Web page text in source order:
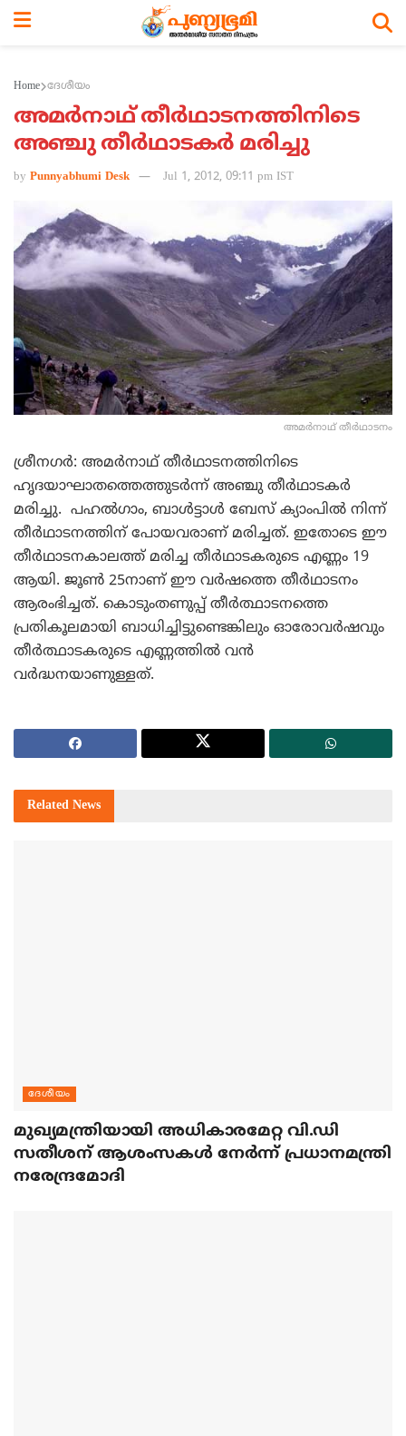
Home ദേശീയം
അമര്‍നാഥ് തീര്‍ഥാടനത്തിനിടെ
അഞ്ചു തീര്‍ഥാടകര്‍ മരിച്ചു
by Punnyabhumi Desk Jul 1, 2012, 09:11 pm IST
അമര്‍നാഥ് തീര്‍ഥാടനം
ശ്രീനഗര്‍: അമര്‍നാഥ് തീര്‍ഥാടനത്തിനിടെ
ഹൃദയാഘാതത്തെത്തുടര്‍ന്ന് അഞ്ചു തീര്‍ഥാടകര്‍
മരിച്ചു. പഹല്‍ഗാം, ബാള്‍ട്ടാള്‍ ബേസ് ക്യാംപില്‍ നിന്ന്
തീര്‍ഥാടനത്തിന് പോയവരാണ് മരിച്ചത്. ഇതോടെ ഈ
തീര്‍ഥാടനകാലത്ത് മരിച്ച തീര്‍ഥാടകരുടെ എണ്ണം 19
ആയി. ജൂണ്‍ 25നാണ് ഈ വര്‍ഷത്തെ തീര്‍ഥാടനം
ആരംഭിച്ചത്. കൊടുംതണുപ്പ് തീര്‍ത്ഥാടനത്തെ
പ്രതികൂലമായി ബാധിച്ചിട്ടുണ്ടെങ്കിലും ഓരോവര്‍ഷവും
തീര്‍ത്ഥാടകരുടെ എണ്ണത്തില്‍ വന്‍
വര്‍ദ്ധനയാണുള്ളത്.
Related News
ദേശീയം
മുഖ്യമന്ത്രിയായി അധികാരമേറ്റ വി.ഡി
സതീശന് ആശംസകള്‍ നേര്‍ന്ന് പ്രധാനമന്ത്രി
നരേന്ദ്രമോദി